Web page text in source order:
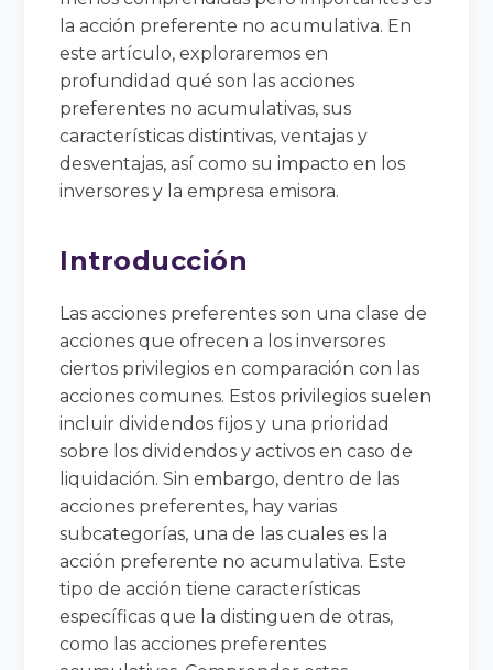
la acción preferente no acumulativa. En
este artículo, exploraremos en
profundidad qué son las acciones
preferentes no acumulativas, sus
características distintivas, ventajas y
desventajas, así como su impacto en los
inversores y la empresa emisora.
Introducción
Las acciones preferentes son una clase de
acciones que ofrecen a los inversores
ciertos privilegios en comparación con las
acciones comunes. Estos privilegios suelen
incluir dividendos fijos y una prioridad
sobre los dividendos y activos en caso de
liquidación. Sin embargo, dentro de las
acciones preferentes, hay varias
subcategorías, una de las cuales es la
acción preferente no acumulativa. Este
tipo de acción tiene características
específicas que la distinguen de otras,
como las acciones preferentes